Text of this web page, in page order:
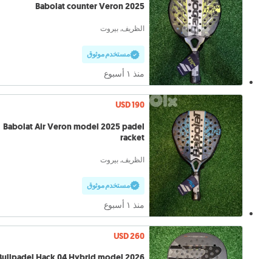
Babolat counter Veron 2025
الظريف, بيروت
مستخدم موثوق
منذ ١ أسبوع
USD 190
Babolat Air Veron model 2025 padel
racket
الظريف, بيروت
مستخدم موثوق
منذ ١ أسبوع
USD 260